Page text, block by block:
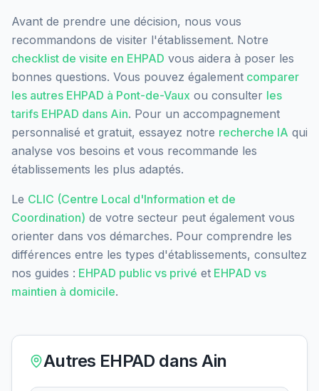
Avant de prendre une décision, nous vous
recommandons de visiter l'établissement. Notre
checklist de visite en EHPAD vous aidera à poser les
bonnes questions. Vous pouvez également comparer
les autres EHPAD à Pont-de-Vaux ou consulter les
tarifs EHPAD dans Ain. Pour un accompagnement
personnalisé et gratuit, essayez notre recherche IA qui
analyse vos besoins et vous recommande les
établissements les plus adaptés.
Le CLIC (Centre Local d'Information et de
Coordination) de votre secteur peut également vous
orienter dans vos démarches. Pour comprendre les
différences entre les types d'établissements, consultez
nos guides : EHPAD public vs privé et EHPAD vs
maintien à domicile.
Autres EHPAD dansAin